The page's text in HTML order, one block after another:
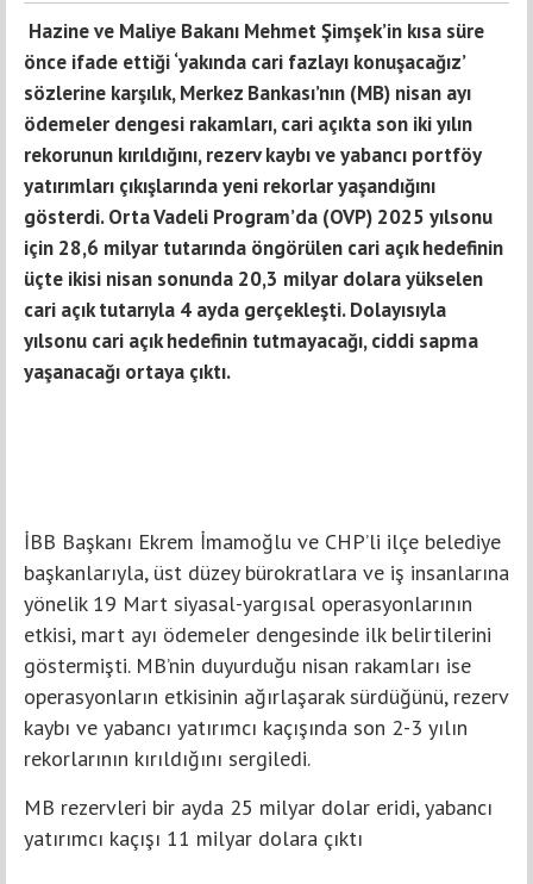
Hazine ve Maliye Bakanı Mehmet Şimşek’in kısa süre
önce ifade ettiği ‘yakında cari fazlayı konuşacağız’
sözlerine karşılık, Merkez Bankası’nın (MB) nisan ayı
ödemeler dengesi rakamları, cari açıkta son iki yılın
rekorunun kırıldığını, rezerv kaybı ve yabancı portföy
yatırımları çıkışlarında yeni rekorlar yaşandığını
gösterdi. Orta Vadeli Program’da (OVP) 2025 yılsonu
için 28,6 milyar tutarında öngörülen cari açık hedefinin
üçte ikisi nisan sonunda 20,3 milyar dolara yükselen
cari açık tutarıyla 4 ayda gerçekleşti. Dolayısıyla
yılsonu cari açık hedefinin tutmayacağı, ciddi sapma
yaşanacağı ortaya çıktı.
İBB Başkanı Ekrem İmamoğlu ve CHP’li ilçe belediye
başkanlarıyla, üst düzey bürokratlara ve iş insanlarına
yönelik 19 Mart siyasal-yargısal operasyonlarının
etkisi, mart ayı ödemeler dengesinde ilk belirtilerini
göstermişti. MB’nin duyurduğu nisan rakamları ise
operasyonların etkisinin ağırlaşarak sürdüğünü, rezerv
kaybı ve yabancı yatırımcı kaçışında son 2-3 yılın
rekorlarının kırıldığını sergiledi.
MB rezervleri bir ayda 25 milyar dolar eridi, yabancı
yatırımcı kaçışı 11 milyar dolara çıktı